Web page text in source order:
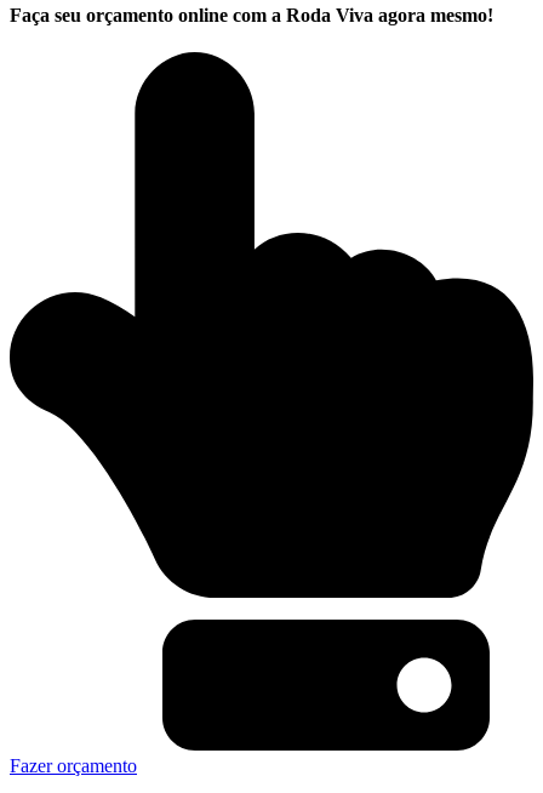
Faça seu orçamento online com a Roda Viva agora mesmo!
Fazer orçamento